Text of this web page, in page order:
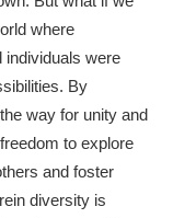
where
individuals were
By
way for unity and
to explore
and foster
diversity is